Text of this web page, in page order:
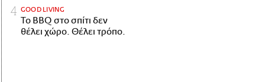
GOOD LIVING
Το BBQ στο σπίτι δεν
θέλει χώρο. Θέλει τρόπο.